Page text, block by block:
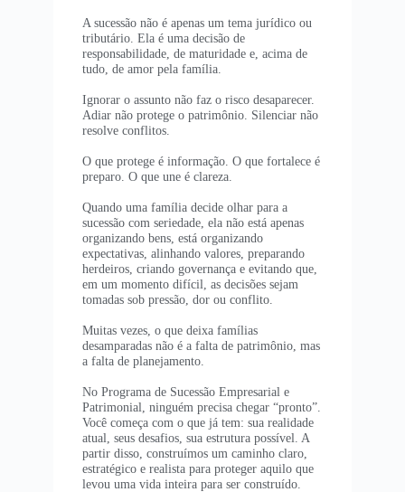
A sucessão não é apenas um tema jurídico ou
tributário. Ela é uma decisão de
responsabilidade, de maturidade e, acima de
tudo, de amor pela família.
Ignorar o assunto não faz o risco desaparecer.
Adiar não protege o patrimônio. Silenciar não
resolve conflitos.
O que protege é informação. O que fortalece é
preparo. O que une é clareza.
Quando uma família decide olhar para a
sucessão com seriedade, ela não está apenas
organizando bens, está organizando
expectativas, alinhando valores, preparando
herdeiros, criando governança e evitando que,
em um momento difícil, as decisões sejam
tomadas sob pressão, dor ou conflito.
Muitas vezes, o que deixa famílias
desamparadas não é a falta de patrimônio, mas
a falta de planejamento.
No Programa de Sucessão Empresarial e
Patrimonial, ninguém precisa chegar “pronto”.
Você começa com o que já tem: sua realidade
atual, seus desafios, sua estrutura possível. A
partir disso, construímos um caminho claro,
estratégico e realista para proteger aquilo que
levou uma vida inteira para ser construído.